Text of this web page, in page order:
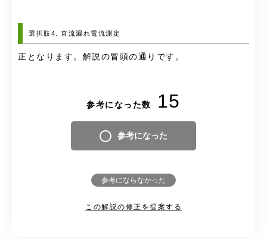
選択肢4. 直流漏れ電流測定
正となります。解説の冒頭の通りです。
参考になった数 15
参考になった
参考にならなかった
この解説の修正を提案する